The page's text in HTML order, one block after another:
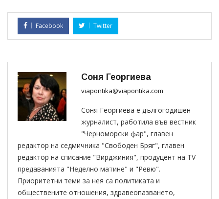
Facebook Twitter
Соня Георгиева
viapontika@viapontika.com
Соня Георгиева е дългогодишен
журналист, работила във вестник
"Черноморски фар", главен
редактор на седмичника "Свободен Бряг", главен
редактор на списание "Вирджиния", продуцент на TV
предаванията "Неделно матине" и "Ревю".
Приоритетни теми за нея са политиката и
обществените отношения, здравеопазването,